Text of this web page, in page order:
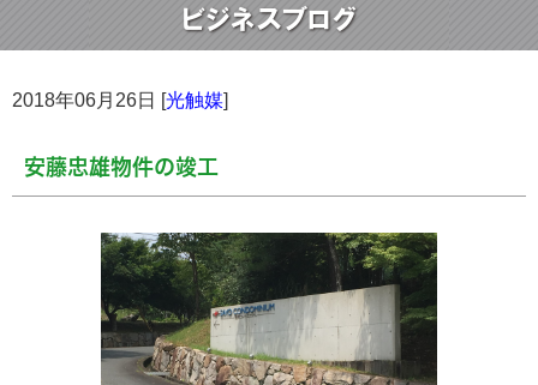
2018年06月26日 [光触媒]
安藤忠雄物件の竣工